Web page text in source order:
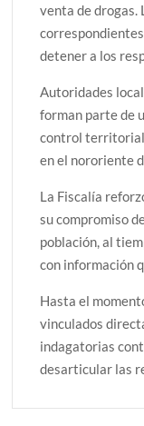
venta de drogas.
detener a los
Autoridades
forman parte de
control territorial
en el nororiente
La Fiscalía
su compromiso
población, al
con información
Hasta el
vinculados
indagatorias
desarticular las